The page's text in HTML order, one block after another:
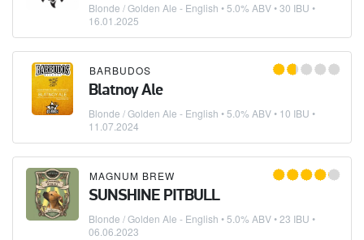
Blonde / Golden Ale - English • 5.0% ABV • 30 IBU •
16.01.2025
BARBUDOS
Blatnoy Ale
Blonde / Golden Ale - English • 5.0% ABV • 10 IBU •
11.07.2024
MAGNUM BREW
SUNSHINE PITBULL
Blonde / Golden Ale - English • 5.0% ABV • 23 IBU •
06.06.2023